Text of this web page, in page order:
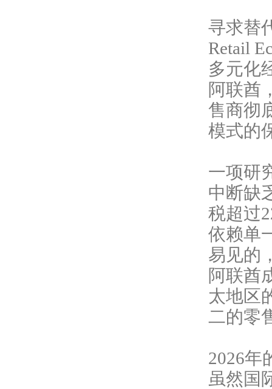
寻求替
Retail
多元化
阿联酋
售商彻
模式的
一项研
中断缺
税超过
依赖单
易见的
阿联酋
太地区
二的零
2026年
虽然国